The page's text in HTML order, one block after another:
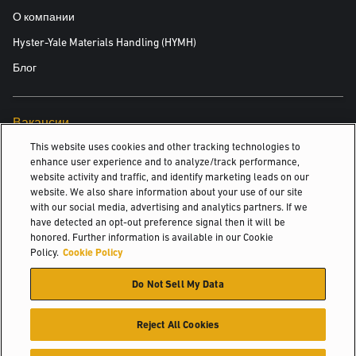
работающей на нашем заводе», — говорит Нуссбаум. В то же
материалов: бумагоделательные машины практически
ненасытны в отношении макулатуры и целлюлозы — двух
шесть дизельных вилочных погрузчиков (модельный ряд
GDP35VX–GDP60VX) работают снаружи здания, поддерживая
непрерывный поток поставляемого на завод сырья, а пять
электропогрузчиков выполняют логистические операции на
складах. Погрузчики серии
ERP16/18 VF имеют очень большой
срок службы, за пять лет эксплуатации они нарабатывают
более 8000 часов, а у одного погрузчика GDP35VX
зарегистрировано 14 750 часов всего за 65 месяцев
эксплуатации. «Погрузчики используются интенсивно, как по
нагрузке так и по количеству рабочих часов», — продолжает
О компании
Hyster-Yale Materials Handling (HYMH)
Блог
Вакансии
Вакансии
© 2026 Hyster-Yale Materials Handling, Inc., all rights reserved.
Политика конфиденциальности
Политика допустимого использования
Условия пользования сайтом
Политика в отношении файлов Cookie
This website uses cookies and other tracking technologies to
enhance user experience and to analyze/track performance,
website activity and traffic, and identify marketing leads on our
website. We also share information about your use of our site
with our social media, advertising and analytics partners. If we
have detected an opt-out preference signal then it will be
honored. Further information is available in our Cookie
Policy. Cookie Policy
Do Not Sell My Data
Reject All Cookies